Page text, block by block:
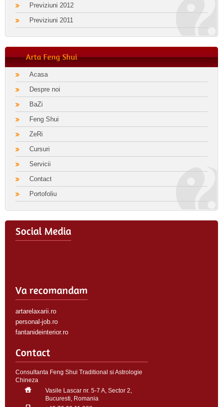
Previziuni 2012
Previziuni 2011
Arta Feng Shui
Acasa
Despre noi
BaZi
Feng Shui
ZeRi
Cursuri
Servicii
Contact
Portofoliu
Social Media
Va recomandam
artarelaxarii.ro
personal-job.ro
fantanideinterior.ro
Contact
Consultanta Feng Shui Traditional si Astrologie
Chineza
Vasile Lascar nr. 5-7 A, Sector 2,
Bucuresti, Romania